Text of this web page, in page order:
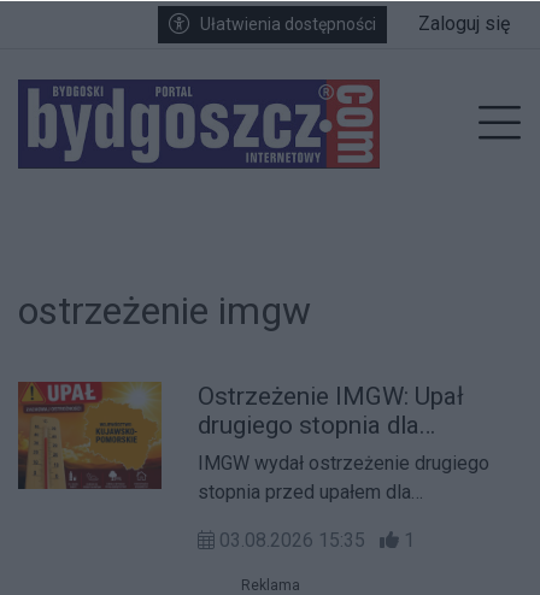
Przejdź do głównych treści
Przejdź do wyszukiwarki
Przejdź do głównego menuUłatwienia dostępności Zaloguj się
ostrzeżenie imgw
Ostrzeżenie IMGW: Upał
drugiego stopnia dla
województwa kujawsko-
pomorskiego
IMGW wydał ostrzeżenie drugiego
stopnia przed upałem dla
Synoptycy alarmują, że wysokie
temperatury mogą być szczególnie
03.08.2026 15:35 1
Reklama